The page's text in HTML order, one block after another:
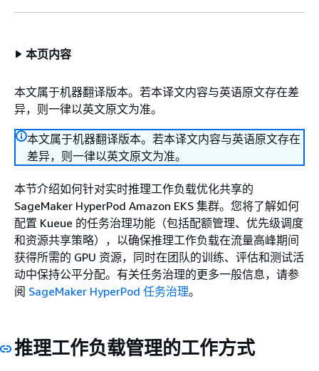
本页内容
本文属于机器翻译版本。若本译文内容与英语原文存在差
异，则一律以英文原文为准。
本文属于机器翻译版本。若本译文内容与英语原文存在
差异，则一律以英文原文为准。
本节介绍如何针对实时推理工作负载优化共享的
SageMaker HyperPod Amazon EKS 集群。您将了解如何
配置 Kueue 的任务治理功能（包括配额管理、优先级调度
和资源共享策略），以确保推理工作负载在流量高峰期间
获得所需的 GPU 资源，同时在团队的训练、评估和测试活
动中保持公平分配。有关任务治理的更多一般信息，请参
阅 SageMaker HyperPod 任务治理。
推理工作负载管理的工作方式